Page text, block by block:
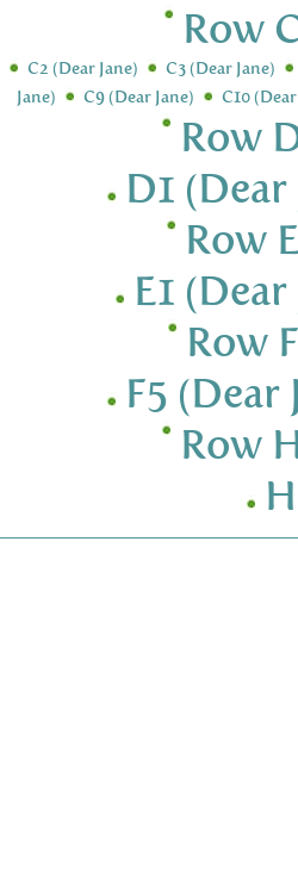
Row
C2 (Dear Jane)
C3 (Dear Jane)
Jane)
C9 (Dear Jane) C10
Row
D1 (Dear
Row
E1 (Dear
Row
F5 (Dear
Row